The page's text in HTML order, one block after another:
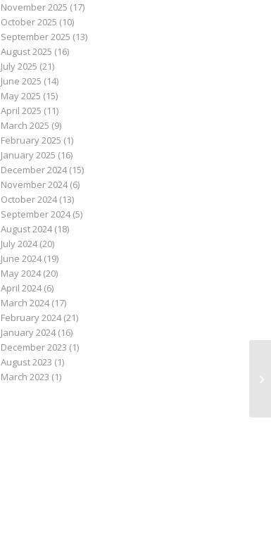
November 2025 (17)
October 2025 (10)
September 2025 (13)
August 2025 (16)
July 2025 (21)
June 2025 (14)
May 2025 (15)
April 2025 (11)
March 2025 (9)
February 2025 (1)
January 2025 (16)
December 2024(15)
November 2024(6)
October 2024(13)
September 2024(5)
August 2024(18)
July 2024(20)
June 2024(19)
May 2024(20)
April 2024(6)
March 2024(17)
February 2024(21)
January 2024(16)
December 2023 (1)
August 2023 (1)
March 2023 (1)